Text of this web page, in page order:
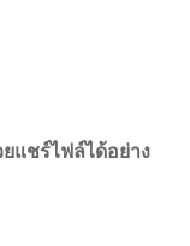
ยแชร์ไฟล์ได้อย่าง